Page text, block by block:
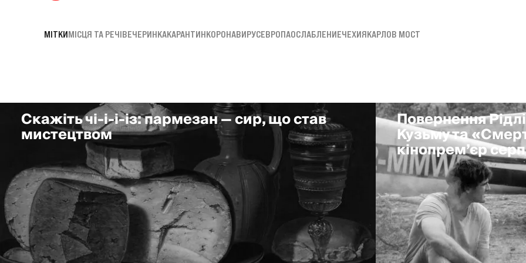
МІТКИМІСЦЯ ТА РЕЧІВЕЧЕРИНКАКАРАНТИНКОРОНАВИРУСЕВРОПАОСЛАБЛЕНИЕЧЕХИЯКАРЛОВ МОСТ
Скажіть чі-і-і-із: пармезан — сир, що став
мистецтвом
Повернення
Кузьму та
кінопрем’єр